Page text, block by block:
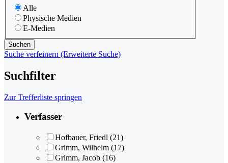
Alle
Physische Medien
E-Medien
Suche verfeinern (Erweiterte Suche)
Suchfilter
Zur Trefferliste springen
Verfasser
Hofbauer, Friedl (21)
Grimm, Wilhelm (17)
Grimm, Jacob (16)